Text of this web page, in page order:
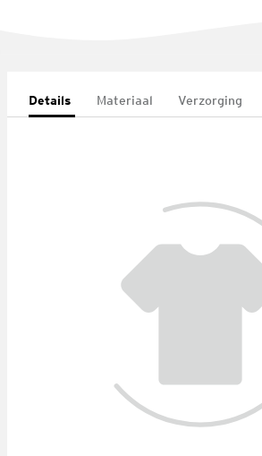
Details Materiaal Verzorging